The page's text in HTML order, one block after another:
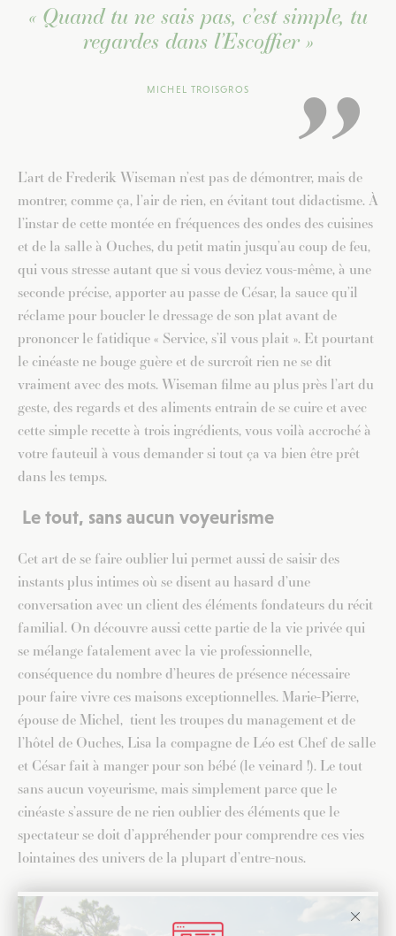
« Quand tu ne sais pas, c’est simple, tu
regardes dans l’Escoffier »
MICHEL TROISGROS
L’art de Frederik Wiseman n’est pas de démontrer, mais de
montrer, comme ça, l’air de rien, en évitant tout didactisme. À
l’instar de cette montée en fréquences des ondes des cuisines
et de la salle à Ouches, du petit matin jusqu’au coup de feu,
qui vous stresse autant que si vous deviez vous-même, à une
seconde précise, apporter au passe de César, la sauce qu’il
réclame pour boucler le dressage de son plat avant de
prononcer le fatidique « Service, s’il vous plait ». Et pourtant
le cinéaste ne bouge guère et de surcroît rien ne se dit
vraiment avec des mots. Wiseman filme au plus près l’art du
geste, des regards et des aliments entrain de se cuire et avec
cette simple recette à trois ingrédients, vous voilà accroché à
votre fauteuil à vous demander si tout ça va bien être prêt
dans les temps.
Le tout, sans aucun voyeurisme
Cet art de se faire oublier lui permet aussi de saisir des
instants plus intimes où se disent au hasard d’une
conversation avec un client des éléments fondateurs du récit
familial. On découvre aussi cette partie de la vie privée qui
se mélange fatalement avec la vie professionnelle,
conséquence du nombre d’heures de présence nécessaire
pour faire vivre ces maisons exceptionnelles. Marie-Pierre,
épouse de Michel, tient les troupes du management et de
l’hôtel de Ouches, Lisa la compagne de Léo est Chef de salle
et César fait à manger pour son bébé (le veinard !). Le tout
sans aucun voyeurisme, mais simplement parce que le
cinéaste s’assure de ne rien oublier des éléments que le
spectateur se doit d’appréhender pour comprendre ces vies
lointaines des univers de la plupart d’entre-nous.